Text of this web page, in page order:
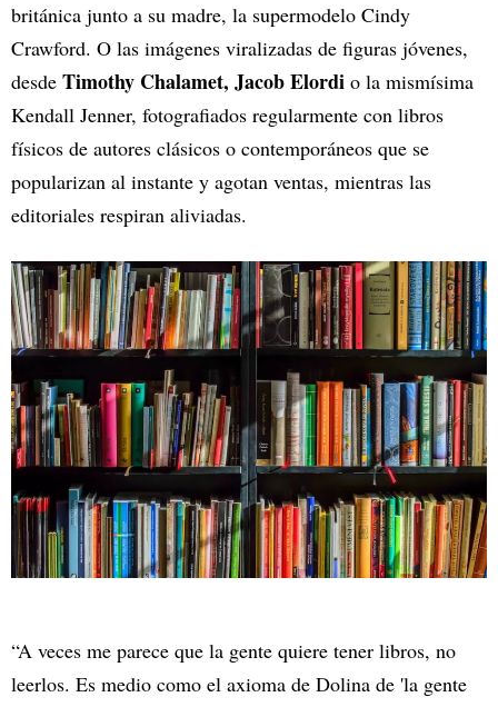
británica junto a su madre, la supermodelo Cindy
Crawford. O las imágenes viralizadas de figuras jóvenes,
desde Timothy Chalamet, Jacob Elordi o la mismísima
Kendall Jenner, fotografiados regularmente con libros
físicos de autores clásicos o contemporáneos que se
popularizan al instante y agotan ventas, mientras las
editoriales respiran aliviadas.
“A veces me parece que la gente quiere tener libros, no
leerlos. Es medio como el axioma de Dolina de 'la gente